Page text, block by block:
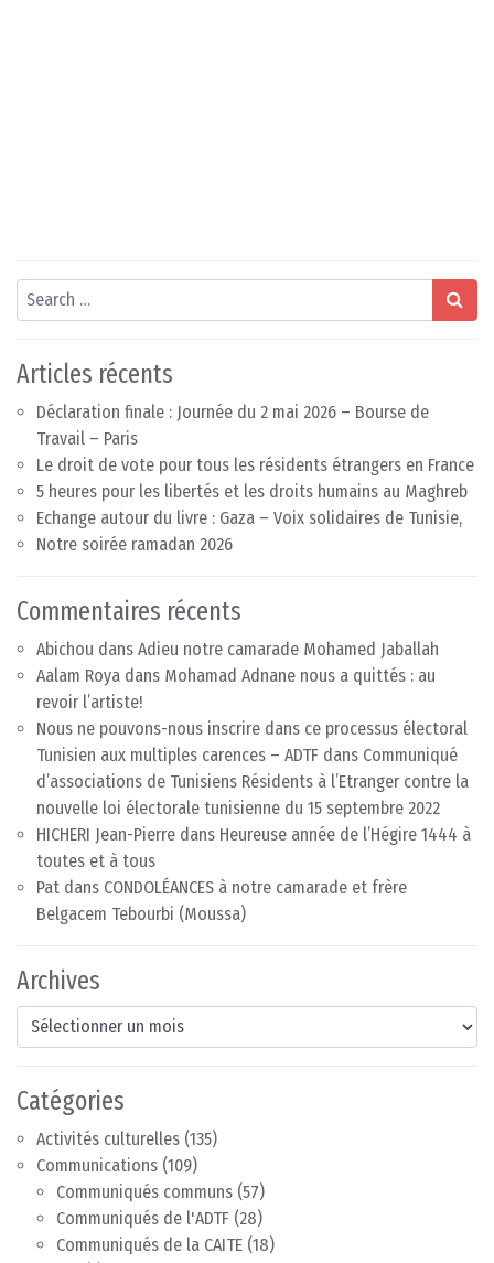
Search
Articles récents
Déclaration finale : Journée du 2 mai 2026 – Bourse de
Travail – Paris
Le droit de vote pour tous les résidents étrangers en France
5 heures pour les libertés et les droits humains au Maghreb
Echange autour du livre : Gaza – Voix solidaires de Tunisie,
Notre soirée ramadan 2026
Commentaires récents
Abichou dans Adieu notre camarade Mohamed Jaballah
Aalam Roya dans Mohamad Adnane nous a quittés : au
revoir l’artiste!
Nous ne pouvons-nous inscrire dans ce processus électoral
Tunisien aux multiples carences – ADTF dans Communiqué
d’associations de Tunisiens Résidents à l’Etranger contre la
nouvelle loi électorale tunisienne du 15 septembre 2022
HICHERI Jean-Pierre dans Heureuse année de l’Hégire 1444 à
toutes et à tous
Pat dans CONDOLÉANCES à notre camarade et frère
Belgacem Tebourbi (Moussa)
Archives
Archives
Catégories
Activités culturelles (135)
Communications (109)
Communiqués communs (57)
Communiqués de l'ADTF (28)
Communiqués de la CAITE (18)